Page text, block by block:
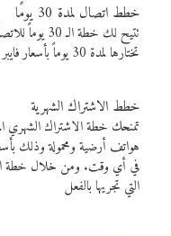
خطط اتصال لمدة 30 يومًا
تتيح لك خطة
تختارها لمدة 30 يوماً بأسعار فايبر المنخفضة.
خطط الاشتراك الشهرية
تمنحك خطة الاشتراك الشهري
هواتف أرضية ومحمولة وذلك
في أي وقت. ومن خلال خطة
التي تجريها بالفعل